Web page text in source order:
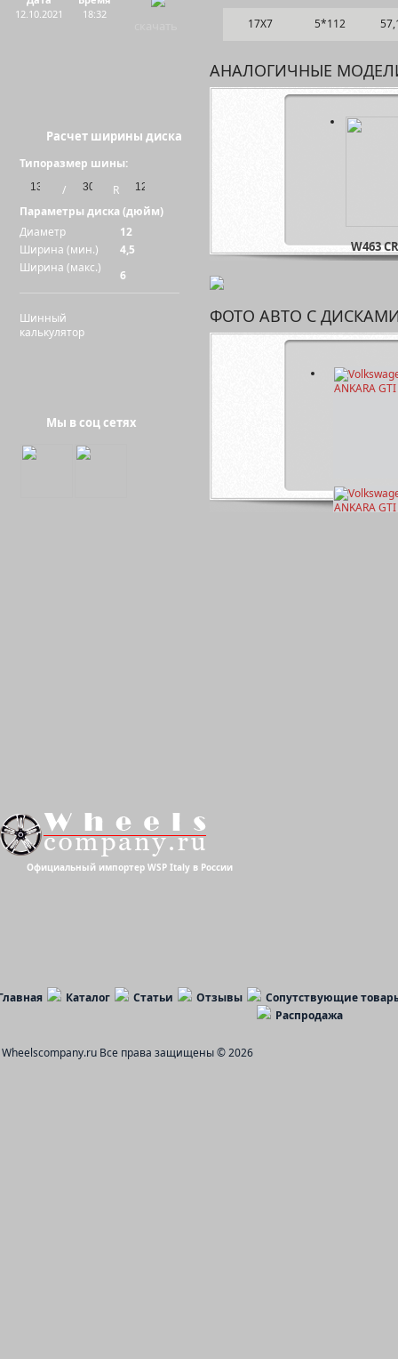
17Х7 5*112
АНАЛОГИЧНЫЕ
W463
ФОТО АВТО С
12.10.2021
18:32
Расчет ширины диска
Типоразмер шины:
/
R
Параметры диска (дюйм)
Диаметр
12
Ширина (мин.)
4,5
Ширина (макс.)
6
Шинный
калькулятор
Мы в соц сетях
Официальный импортер WSP Italy в России
Каталог Статьи Отзывы
Сопутствующие
Распродажа
Wheelscompany.ru Все права защищены © 2026